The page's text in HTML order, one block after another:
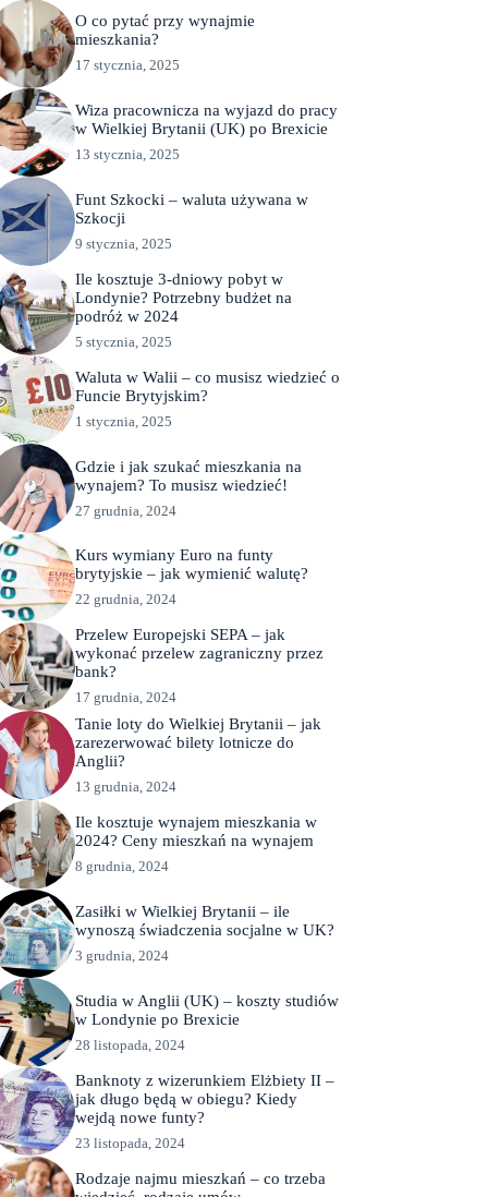
O co pytać przy wynajmie
mieszkania?
17 stycznia, 2025
Wiza pracownicza na wyjazd do pracy
w Wielkiej Brytanii (UK) po Brexicie
13 stycznia, 2025
Funt Szkocki – waluta używana w
Szkocji
9 stycznia, 2025
Ile kosztuje 3-dniowy pobyt w
Londynie? Potrzebny budżet na
podróż w 2024
5 stycznia, 2025
Waluta w Walii – co musisz wiedzieć o
Funcie Brytyjskim?
1 stycznia, 2025
Gdzie i jak szukać mieszkania na
wynajem? To musisz wiedzieć!
27 grudnia, 2024
Kurs wymiany Euro na funty
brytyjskie – jak wymienić walutę?
22 grudnia, 2024
Przelew Europejski SEPA – jak
wykonać przelew zagraniczny przez
bank?
17 grudnia, 2024
Tanie loty do Wielkiej Brytanii – jak
zarezerwować bilety lotnicze do
Anglii?
13 grudnia, 2024
Ile kosztuje wynajem mieszkania w
2024? Ceny mieszkań na wynajem
8 grudnia, 2024
Zasiłki w Wielkiej Brytanii – ile
wynoszą świadczenia socjalne w UK?
3 grudnia, 2024
Studia w Anglii (UK) – koszty studiów
w Londynie po Brexicie
28 listopada, 2024
Banknoty z wizerunkiem Elżbiety II –
jak długo będą w obiegu? Kiedy
wejdą nowe funty?
23 listopada, 2024
Rodzaje najmu mieszkań – co trzeba